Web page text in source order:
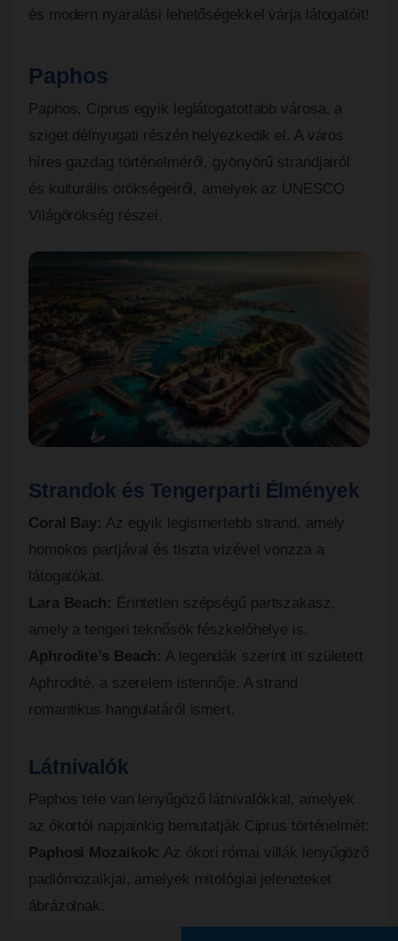
és modern nyaralási lehetőségekkel várja látogatóit!
Paphos
Paphos, Ciprus egyik leglátogatottabb városa, a
sziget délnyugati részén helyezkedik el. A város
híres gazdag történelméről, gyönyörű strandjairól
és kulturális örökségeiről, amelyek az UNESCO
Világörökség részei.
Strandok és Tengerparti Élmények
Coral Bay: Az egyik legismertebb strand, amely
homokos partjával és tiszta vizével vonzza a
látogatókat.
Lara Beach: Érintetlen szépségű partszakasz,
amely a tengeri teknősök fészkelőhelye is.
Aphrodite’s Beach: A legendák szerint itt született
Aphrodité, a szerelem istennője. A strand
romantikus hangulatáról ismert.
Látnivalók
Paphos tele van lenyűgöző látnivalókkal, amelyek
az ókortól napjainkig bemutatják Ciprus történelmét:
Paphosi Mozaikok: Az ókori római villák lenyűgöző
padlómozaikjai, amelyek mitológiai jeleneteket
ábrázolnak.
A Kr. e. 4. századból származó,